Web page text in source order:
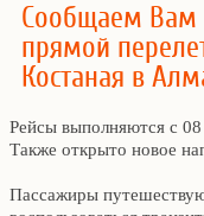
Сообщаем Вам
прямой
Костаная в
Рейсы выполняются с 08
Также открыто новое
Пассажиры